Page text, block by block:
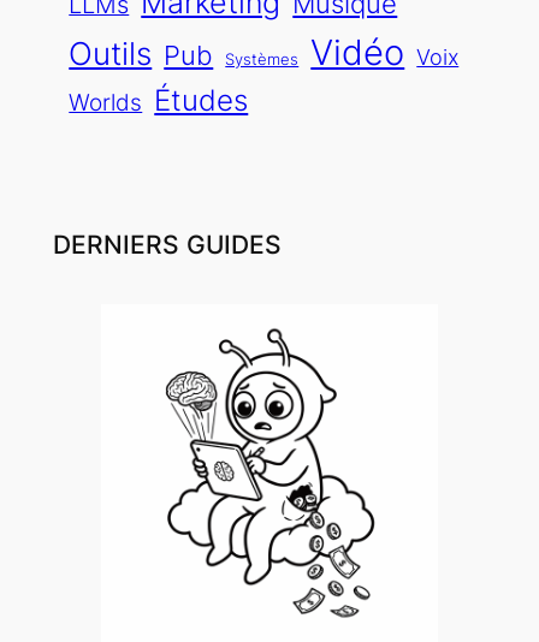
Outils Pub Systèmes Vidéo Voix
Worlds Études
DERNIERS GUIDES